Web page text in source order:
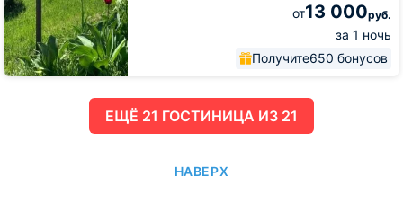
от13 000руб.
за 1 ночь
Получите650 бонусов
ЕЩË 21 ГОСТИНИЦА ИЗ 21
НАВЕРХ